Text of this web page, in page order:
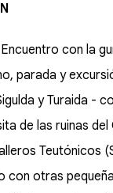
con la
parada y
y Turaida -
de las ruinas
Teutónicos
con otras